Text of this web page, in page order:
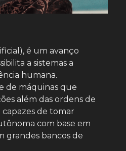
é um avanço
a sistemas a
humana.
de máquinas que
além das ordens de
de tomar
com base em
grandes bancos de